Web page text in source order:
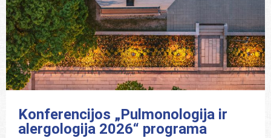
Konferencijos „Pulmonologija ir
alergologija 2026“ programa